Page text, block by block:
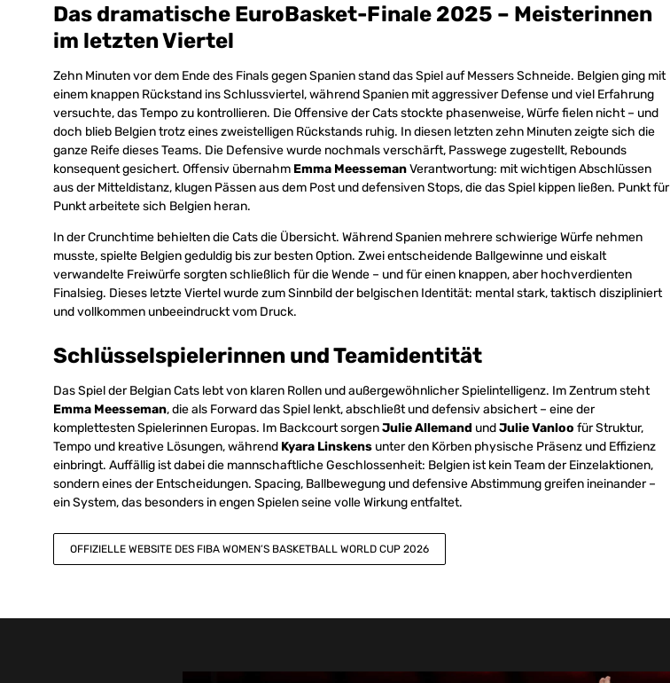
Das dramatische EuroBasket-Finale 2025 – Meisterinnen
im letzten Viertel
Zehn Minuten vor dem Ende des Finals gegen Spanien stand das Spiel auf Messers Schneide. Belgien ging mit
einem knappen Rückstand ins Schlussviertel, während Spanien mit aggressiver Defense und viel Erfahrung
versuchte, das Tempo zu kontrollieren. Die Offensive der Cats stockte phasenweise, Würfe fielen nicht – und
doch blieb Belgien trotz eines zweistelligen Rückstands ruhig. In diesen letzten zehn Minuten zeigte sich die
ganze Reife dieses Teams. Die Defensive wurde nochmals verschärft, Passwege zugestellt, Rebounds
konsequent gesichert. Offensiv übernahm Emma MeessemanVerantwortung: mit wichtigen Abschlüssen
aus der Mitteldistanz, klugen Pässen aus dem Post und defensiven Stops, die das Spiel kippen ließen. Punkt für
Punkt arbeitete sich Belgien heran.
In der Crunchtime behielten die Cats die Übersicht. Während Spanien mehrere schwierige Würfe nehmen
musste, spielte Belgien geduldig bis zur besten Option. Zwei entscheidende Ballgewinne und eiskalt
verwandelte Freiwürfe sorgten schließlich für die Wende – und für einen knappen, aber hochverdienten
Finalsieg. Dieses letzte Viertel wurde zum Sinnbild der belgischen Identität: mental stark, taktisch diszipliniert
und vollkommen unbeeindruckt vom Druck.
Schlüsselspielerinnen und Teamidentität
Das Spiel der Belgian Cats lebt von klaren Rollen und außergewöhnlicher Spielintelligenz. Im Zentrum steht
Emma Meesseman, die als Forward das Spiel lenkt, abschließt und defensiv absichert – eine der
komplettesten Spielerinnen Europas. Im Backcourt sorgenJulie Allemand undJulie Vanloo für Struktur,
Tempo und kreative Lösungen, während Kyara Linskens unter den Körben physische Präsenz und Effizienz
einbringt. Auffällig ist dabei die mannschaftliche Geschlossenheit: Belgien ist kein Team der Einzelaktionen,
sondern eines der Entscheidungen. Spacing, Ballbewegung und defensive Abstimmung greifen ineinander –
ein System, das besonders in engen Spielen seine volle Wirkung entfaltet.
OFFIZIELLE WEBSITE DES FIBA WOMEN’S BASKETBALL WORLD CUP 2026